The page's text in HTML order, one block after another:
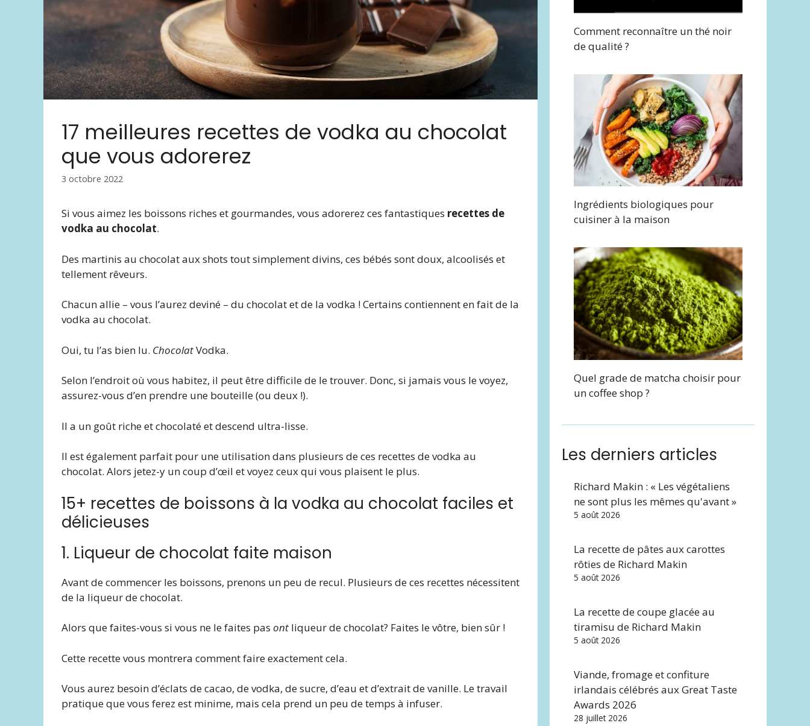
17 meilleures recettes de vodka au chocolat
que vous adorerez
3 octobre 2022
Si vous aimez les boissons riches et gourmandes, vous adorerez ces fantastiques recettes de
vodka au chocolat.
Des martinis au chocolat aux shots tout simplement divins, ces bébés sont doux, alcoolisés et
tellement rêveurs.
Chacun allie – vous l’aurez deviné – du chocolat et de la vodka ! Certains contiennent en fait de la
vodka au chocolat.
Oui, tu l’as bien lu. ChocolatVodka.
Selon l’endroit où vous habitez, il peut être difficile de le trouver. Donc, si jamais vous le voyez,
assurez-vous d’en prendre une bouteille (ou deux !).
Il a un goût riche et chocolaté et descend ultra-lisse.
Il est également parfait pour une utilisation dans plusieurs de ces recettes de vodka au
chocolat. Alors jetez-y un coup d’œil et voyez ceux qui vous plaisent le plus.
15+ recettes de boissons à la vodka au chocolat faciles et
délicieuses
1. Liqueur de chocolat faite maison
Avant de commencer les boissons, prenons un peu de recul. Plusieurs de ces recettes nécessitent
de la liqueur de chocolat.
Alors que faites-vous si vous ne le faites pas ont liqueur de chocolat? Faites le vôtre, bien sûr !
Cette recette vous montrera comment faire exactement cela.
Vous aurez besoin d’éclats de cacao, de vodka, de sucre, d’eau et d’extrait de vanille. Le travail
pratique que vous ferez est minime, mais cela prend un peu de temps à infuser.
Comment reconnaître un thé noir
de qualité ?
Ingrédients biologiques pour
cuisiner à la maison
Quel grade de matcha choisir pour
un coffee shop ?
Les derniers articles
Richard Makin : « Les végétaliens
ne sont plus les mêmes qu'avant »
5 août 2026
La recette de pâtes aux carottes
rôties de Richard Makin
5 août 2026
La recette de coupe glacée au
tiramisu de Richard Makin
5 août 2026
Viande, fromage et confiture
irlandais célébrés aux Great Taste
Awards 2026
28 juillet 2026